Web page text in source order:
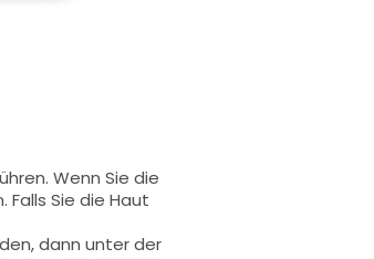
Wenn Sie die
Sie die Haut
dann unter der